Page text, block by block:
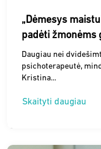
„Dėmesys
padėti žmonėms
Daugiau nei
psichoterapeutė,
Kristina...
Skaityti daugiau